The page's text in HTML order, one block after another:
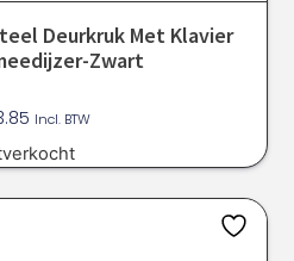
Deurkruk Met Klavier
Zwart
Incl. BTW